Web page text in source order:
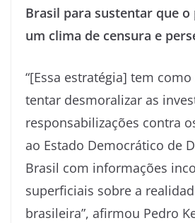
Brasil para sustentar que o
um clima de censura e
“[Essa estratégia] tem
tentar desmoralizar as
responsabilizações contra
ao Estado Democrático de
Brasil com informações
superficiais sobre a
brasileira”, afirmou Pedro